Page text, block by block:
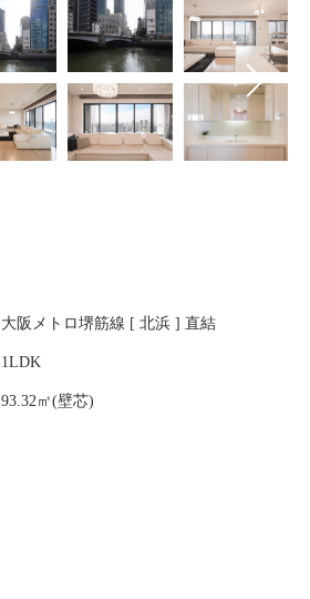
大阪メトロ堺筋線 [ 北浜 ] 直結
1LDK
93.32㎡(壁芯)